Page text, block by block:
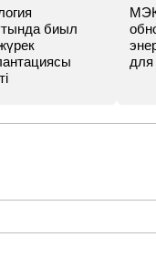
биыл
для